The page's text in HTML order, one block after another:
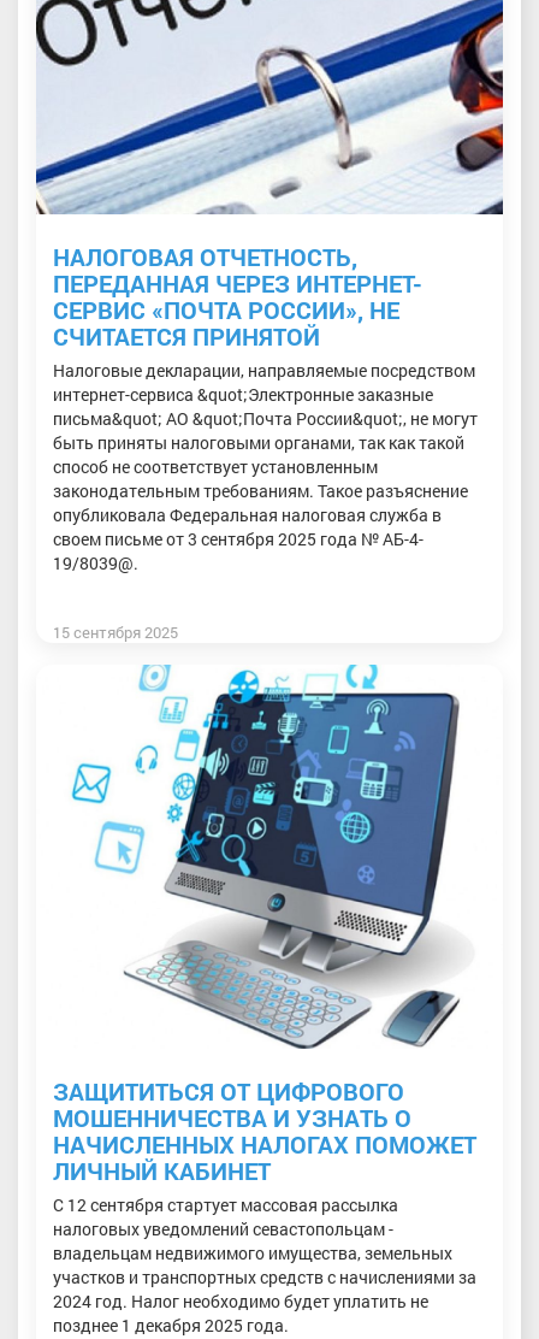
НАЛОГОВАЯ ОТЧЕТНОСТЬ,
ПЕРЕДАННАЯ ЧЕРЕЗ ИНТЕРНЕТ-
СЕРВИС «ПОЧТА РОССИИ», НЕ
СЧИТАЕТСЯ ПРИНЯТОЙ
Налоговые декларации, направляемые посредством
интернет-сервиса &quot;Электронные заказные
письма&quot; АО &quot;Почта России&quot;, не могут
быть приняты налоговыми органами, так как такой
способ не соответствует установленным
законодательным требованиям. Такое разъяснение
опубликовала Федеральная налоговая служба в
своем письме от 3 сентября 2025 года № АБ-4-
19/8039@.
15 сентября 2025
ЗАЩИТИТЬСЯ ОТ ЦИФРОВОГО
МОШЕННИЧЕСТВА И УЗНАТЬ О
НАЧИСЛЕННЫХ НАЛОГАХ ПОМОЖЕТ
ЛИЧНЫЙ КАБИНЕТ
С 12 сентября стартует массовая рассылка
налоговых уведомлений севастопольцам -
владельцам недвижимого имущества, земельных
участков и транспортных средств с начислениями за
2024 год. Налог необходимо будет уплатить не
позднее 1 декабря 2025 года.